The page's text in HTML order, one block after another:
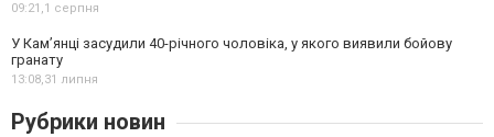
09:21,1 серпня
У Камʼянці засудили 40-річного чоловіка, у якого виявили бойову
гранату
13:08,31 липня
Рубрики новин